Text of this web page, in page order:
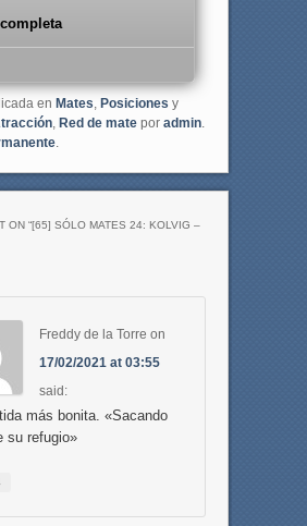
en Mates, Posiciones y
, Red de matepor admin.
.
ON “[65] SÓLO MATES 24: KOLVIG –
Freddy de la Torre on
17/02/2021 at 03:55
said:
más bonita. «Sacando
su refugio»